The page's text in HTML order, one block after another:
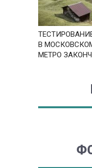
В
МЕТРО